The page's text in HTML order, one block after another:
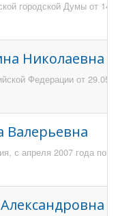
городской Думы от
Николаевна
Федерации от
Валерьевна
с апреля 2007 года по